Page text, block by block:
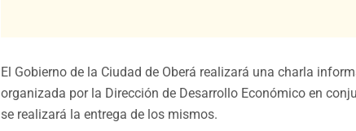
El Gobierno de la Ciudad de Oberá realizará una charla
organizada por la Dirección de Desarrollo Económico en
se realizará la entrega de los mismos.